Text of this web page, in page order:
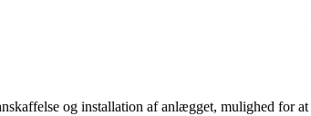
og installation af anlægget, mulighed for